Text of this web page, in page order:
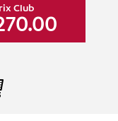
Club